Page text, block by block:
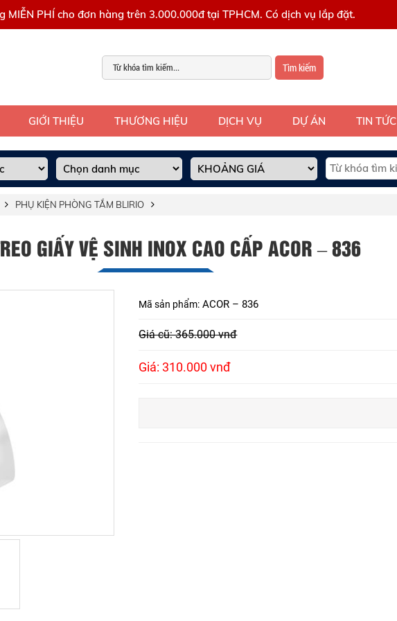
MIỄN PHÍ cho đơn hàng trên 3.000.000đ tại TPHCM. Có dịch vụ lắp đặt.
Tìm kiếm
GIỚI THIỆU THƯƠNG HIỆU DỊCH VỤ DỰ ÁN TIN TỨC
PHỤ KIỆN PHÒNG TẮM BLIRIO
GIẤY VỆ SINH INOX CAO CẤP ACOR – 836
Mã sản phẩm: ACOR – 836
Giá cũ: 365.000 vnđ
Giá: 310.000 vnđ